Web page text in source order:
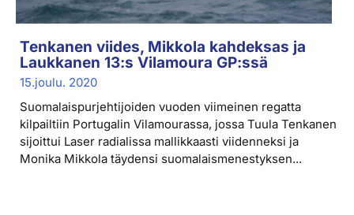
Tenkanen viides, Mikkola kahdeksas ja
Laukkanen 13:s Vilamoura GP:ssä
15.joulu. 2020
Suomalaispurjehtijoiden vuoden viimeinen regatta
kilpailtiin Portugalin Vilamourassa, jossa Tuula Tenkanen
sijoittui Laser radialissa mallikkaasti viidenneksi ja
Monika Mikkola täydensi suomalaismenestyksen...